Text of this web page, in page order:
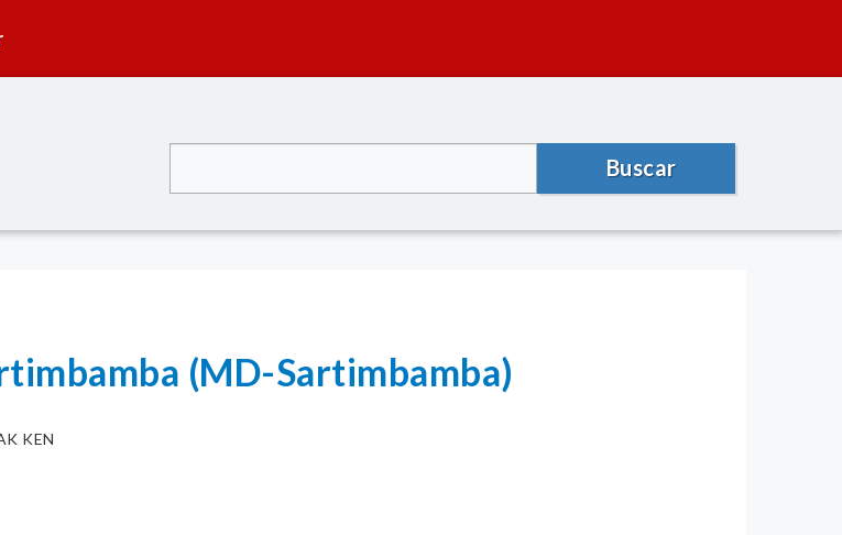
Buscar
(MD-Sartimbamba)
KEN